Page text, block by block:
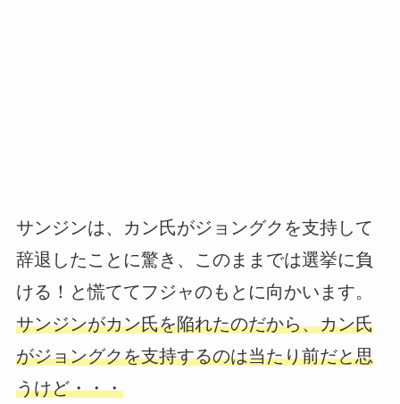
サンジンは、カン氏がジョングクを支持して
辞退したことに驚き、このままでは選挙に負
ける！と慌ててフジャのもとに向かいます。
サンジンがカン氏を陥れたのだから、カン氏
がジョングクを支持するのは当たり前だと思
うけど・・・